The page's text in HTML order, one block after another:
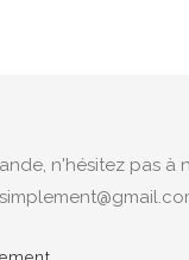
n'hésitez pas à